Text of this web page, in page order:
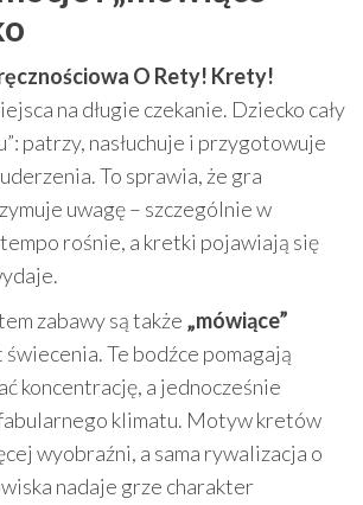
O Rety! Krety!
na długie czekanie. Dziecko cały
patrzy, nasłuchuje i przygotowuje
To sprawia, że gra
uwagę – szczególnie w
rośnie, a kretki pojawiają się
zabawy są także „mówiące”
Te bodźce pomagają
koncentrację, a jednocześnie
klimatu. Motyw kretów
wyobraźni, a sama rywalizacja o
nadaje grze charakter